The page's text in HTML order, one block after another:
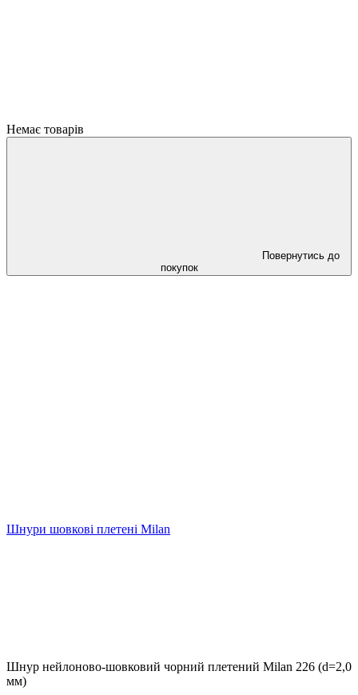
Немає товарів
Повернутись до
покупок
Шнури шовкові плетені Milan
Шнур нейлоново-шовковий чорний плетений Milan 226 (d=2,0
мм)